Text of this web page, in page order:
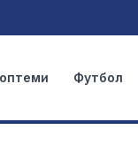
Футбол